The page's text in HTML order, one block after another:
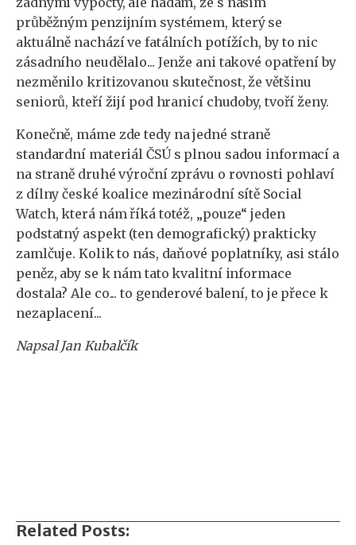
průběžným penzijním systémem, který se
aktuálně nachází ve fatálních potížích, by to nic
zásadního neudělalo... Jenže ani takové opatření by
nezměnilo kritizovanou skutečnost, že většinu
seniorů, kteří žijí pod hranicí chudoby, tvoří ženy.
Konečně, máme zde tedy na jedné straně
standardní materiál ČSÚ s plnou sadou informací a
na straně druhé výroční zprávu o rovnosti pohlaví
z dílny české koalice mezinárodní sítě Social
Watch, která nám říká totéž, „pouze“ jeden
podstatný aspekt (ten demografický) prakticky
zamlčuje. Kolik to nás, daňové poplatníky, asi stálo
peněz, aby se k nám tato kvalitní informace
dostala? Ale co... to genderové balení, to je přece k
nezaplacení...
Napsal Jan Kubalčík
Related Posts: